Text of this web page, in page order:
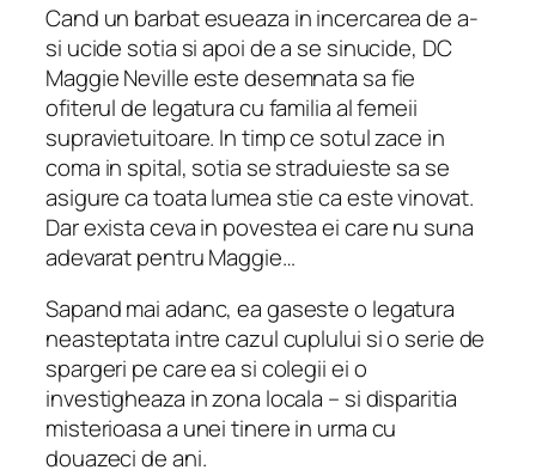
Cand un barbat esueaza in incercarea de a-
si ucide sotia si apoi de a se sinucide, DC
Maggie Neville este desemnata sa fie
ofiterul de legatura cu familia al femeii
supravietuitoare. In timp ce sotul zace in
coma in spital, sotia se straduieste sa se
asigure ca toata lumea stie ca este vinovat.
Dar exista ceva in povestea ei care nu suna
adevarat pentru Maggie…
Sapand mai adanc, ea gaseste o legatura
neasteptata intre cazul cuplului si o serie de
spargeri pe care ea si colegii ei o
investigheaza in zona locala – si disparitia
misterioasa a unei tinere in urma cu
douazeci de ani.